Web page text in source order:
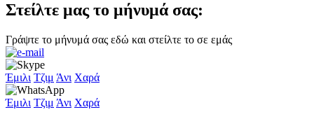
Στείλτε μας το μήνυμά σας:
Γράψτε το μήνυμά σας εδώ και στείλτε το σε εμάς
Έμιλι Τζιμ Άνι Χαρά
Έμιλι Τζιμ Άνι Χαρά